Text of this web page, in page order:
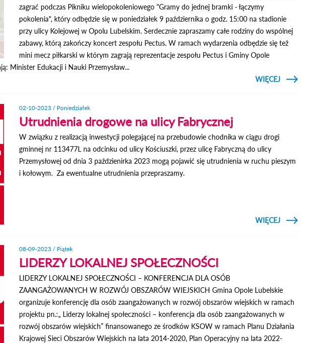
zagrać podczas Pikniku wielopokoleniowego "Gramy do jednej bramki - łączymy
pokolenia", który odbędzie się w poniedziałek 9 października o godz. 15:00 na stadionie
przy ulicy Kolejowej w Opolu Lubelskim. Serdecznie zapraszamy całe rodziny do wspólnej
zabawy, którą zakończy koncert zespołu Pectus. W ramach wydarzenia odbędzie się też
mini mecz piłkarski w którym zagrają reprezentacje zespołu Pectus i Gminy Opole
Minister Edukacji i Nauki Przemysław...
CZYTAJ
WIĘCEJ
02-10-2023 / Poniedziałek
Utrudnienia drogowe na ulicy Fabrycznej
W związku z realizacją inwestycji polegającej na przebudowie chodnika w ciągu drogi
gminnej nr 113477L na odcinku od ulicy Kościuszki, przez ulicę Fabryczną do ulicy
Przemysłowej od dnia 3 paździenirka 2023 mogą pojawić się utrudnienia w ruchu pieszym
i kołowym. Za ewentualne utrudnienia przepraszamy.
CZYTAJ
WIĘCEJ
08-09-2023 / Piątek
LIDERZY LOKALNEJ SPOŁECZNOŚCI
LIDERZY LOKALNEJ SPOŁECZNOŚCI – KONFERENCJA DLA OSÓB
ZAANGAŻOWANYCH W ROZWÓJ OBSZARÓW WIEJSKICH Gmina Opole Lubelskie
organizuje konferencję dla osób zaangażowanych w rozwój obszarów wiejskich w ramach
projektu pn.:„ Liderzy lokalnej społeczności – konferencja dla osób zaangażowanych w
rozwój obszarów wiejskich” finansowanego ze środków KSOW w ramach Planu Działania
Krajowej Sieci Obszarów Wiejskich na lata 2014-2020, Plan Operacyjny na lata 2022-